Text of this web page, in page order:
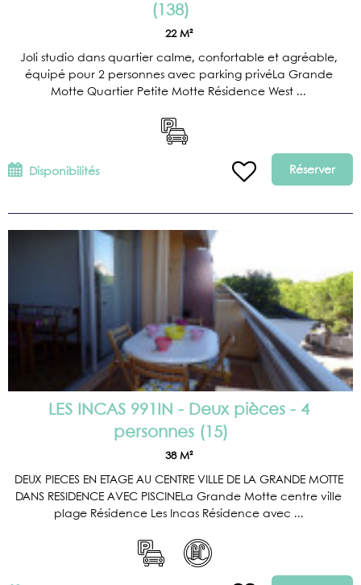
( 138)
22 M²
Joli studio dans quartier calme, confortable et agréable,
équipé pour 2 personnes avec parking privéLa Grande
Motte Quartier Petite Motte Résidence West ...
Disponibilités Réserver
LES INCAS 991IN - Deux pièces - 4
personnes ( 15)
38 M²
DEUX PIECES EN ETAGE AU CENTRE VILLE DE LA GRANDE MOTTE
DANS RESIDENCE AVEC PISCINELa Grande Motte centre ville
plage Résidence Les Incas Résidence avec ...